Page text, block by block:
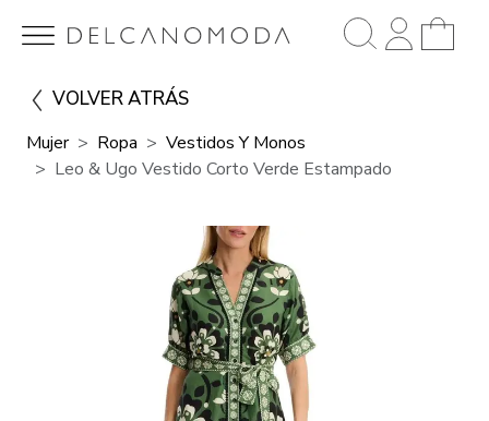
VOLVER ATRÁS
Mujer Ropa
Vestidos Y Monos
Leo & Ugo Vestido Corto Verde Estampado